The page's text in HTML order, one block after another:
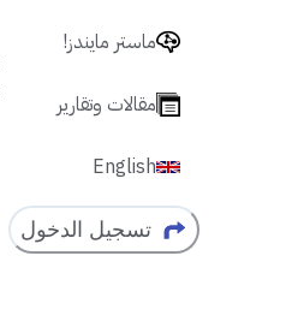
ماستر مايندز!
مقالات وتقارير
English
تسجيل الدخول